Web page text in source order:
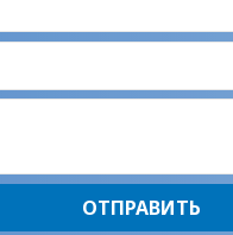
ОТПРАВИТЬ